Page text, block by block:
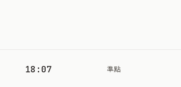
18:07 準點